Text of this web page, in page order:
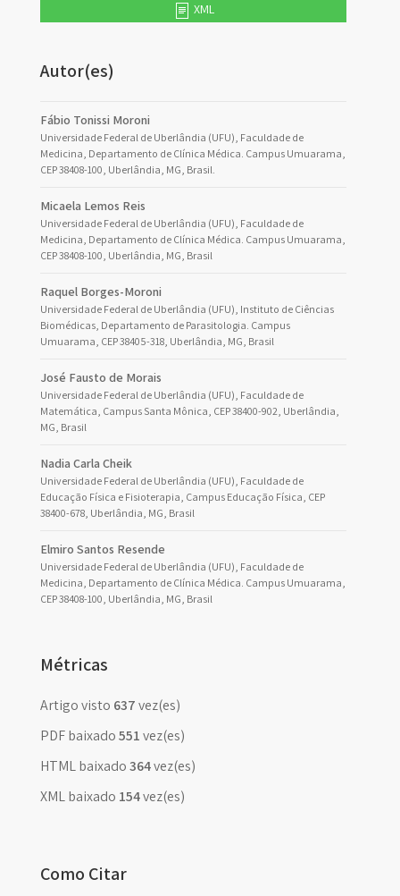
XML
Autor(es)
Fábio Tonissi Moroni
Universidade Federal de Uberlândia (UFU), Faculdade de
Medicina, Departamento de Clínica Médica. Campus Umuarama,
CEP 38408-100, Uberlândia, MG, Brasil.
Micaela Lemos Reis
Universidade Federal de Uberlândia (UFU), Faculdade de
Medicina, Departamento de Clínica Médica. Campus Umuarama,
CEP 38408-100, Uberlândia, MG, Brasil
Raquel Borges-Moroni
Universidade Federal de Uberlândia (UFU), Instituto de Ciências
Biomédicas, Departamento de Parasitologia. Campus
Umuarama, CEP 38405-318, Uberlândia, MG, Brasil
José Fausto de Morais
Universidade Federal de Uberlândia (UFU), Faculdade de
Matemática, Campus Santa Mônica, CEP 38400-902, Uberlândia,
MG, Brasil
Nadia Carla Cheik
Universidade Federal de Uberlândia (UFU), Faculdade de
Educação Física e Fisioterapia, Campus Educação Física, CEP
38400-678, Uberlândia, MG, Brasil
Elmiro Santos Resende
Universidade Federal de Uberlândia (UFU), Faculdade de
Medicina, Departamento de Clínica Médica. Campus Umuarama,
CEP 38408-100, Uberlândia, MG, Brasil
Métricas
Artigo visto 637vez(es)
PDF baixado551vez(es)
HTML baixado364vez(es)
XML baixado 154vez(es)
Como Citar